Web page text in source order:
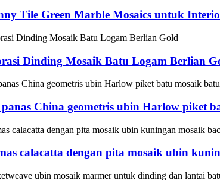
Tile Green Marble Mosaics untuk
Dinding Mosaik Batu Logam Berlian
China geometris ubin Harlow piket
calacatta dengan pita mosaik ubin